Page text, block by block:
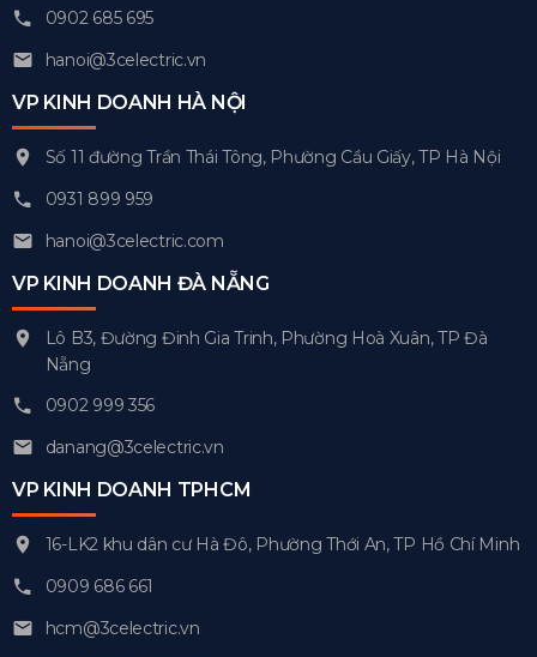
0902 685 695
hanoi@3celectric.vn
VP KINH DOANH HÀ NỘI
Số 11 đường Trần Thái Tông, Phường Cầu Giấy, TP Hà Nội
0931 899 959
hanoi@3celectric.com
VP KINH DOANH ĐÀ NẴNG
Lô B3, Đường Đinh Gia Trinh, Phường Hoà Xuân, TP Đà
Nẵng
0902 999 356
danang@3celectric.vn
VP KINH DOANH TPHCM
16-LK2 khu dân cư Hà Đô, Phường Thới An, TP Hồ Chí Minh
0909 686 661
hcm@3celectric.vn